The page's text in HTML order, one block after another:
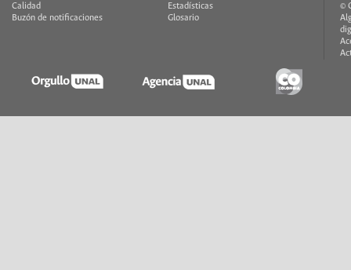
Calidad
Buzón de notificaciones
Estadísticas
Glosario
©